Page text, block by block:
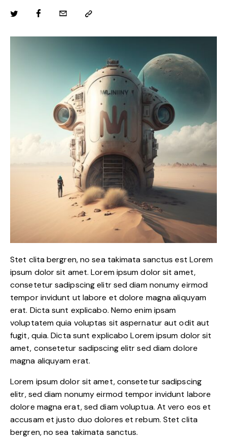
Stet clita bergren, no sea takimata sanctus est Lorem
ipsum dolor sit amet. Lorem ipsum dolor sit amet,
consetetur sadipscing elitr sed diam nonumy eirmod
tempor invidunt ut labore et dolore magna aliquyam
erat. Dicta sunt explicabo. Nemo enim ipsam
voluptatem quia voluptas sit aspernatur aut odit aut
fugit, quia. Dicta sunt explicabo Lorem ipsum dolor sit
amet, consetetur sadipscing elitr sed diam dolore
magna aliquyam erat.
Lorem ipsum dolor sit amet, consetetur sadipscing
elitr, sed diam nonumy eirmod tempor invidunt labore
dolore magna erat, sed diam voluptua. At vero eos et
accusam et justo duo dolores et rebum. Stet clita
bergren, no sea takimata sanctus.